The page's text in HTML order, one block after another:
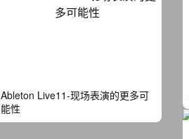
Ableton Live11-现场表演的更多可
能性